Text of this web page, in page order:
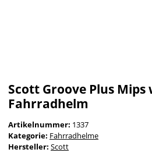
Scott Groove Plus Mips
Fahrradhelm
Artikelnummer: 1337
Kategorie: Fahrradhelme
Hersteller: Scott